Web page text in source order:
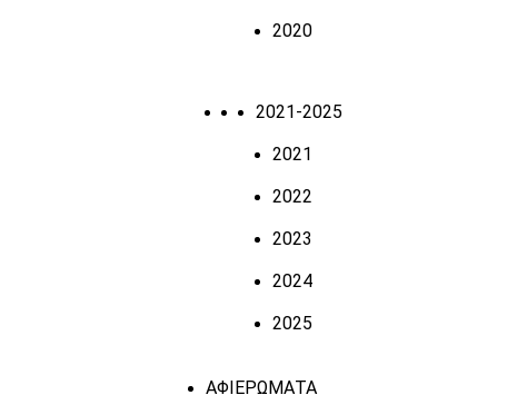
2020
2021-2025
2021
2022
2023
2024
2025
ΑΦΙΕΡΩΜΑΤΑ